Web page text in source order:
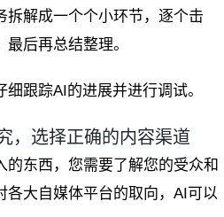
拆解成一个个小环节，逐个击
后再总结整理。
跟踪AI的进展并进行调试。
，选择正确的内容渠道
的东西，您需要了解您的受众和
各大自媒体平台的取向，AI可以